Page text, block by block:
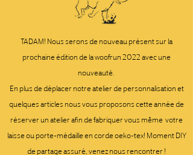
TADAM! Nous serons de nouveau présent sur la
prochaine édition de la woofrun 2022 avec une
nouveauté.
En plus de déplacer notre atelier de personnalisation et
quelques articles nous vous proposons cette année de
réserver un atelier afin de fabriquer vous même votre
laisse ou porte-médaille en corde oeko-tex! Moment DIY
de partage assuré, venez nous rencontrer !